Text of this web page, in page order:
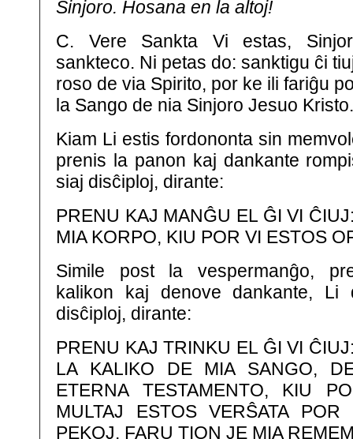
Sinjoro. Hosana en la altoj!
C. Vere Sankta Vi estas,
sankteco. Ni petas do: sanktigu ĉi
roso de via Spirito, por ke ili fariĝu
la Sango de nia Sinjoro Jesuo Kristo.
Kiam Li estis fordononta sin
prenis la panon kaj dankante
siaj disĉiploj, dirante:
PRENU KAJ MANĜU EL ĜI VI
MIA KORPO, KIU POR VI ESTOS
Simile post la vespermanĝo,
kalikon kaj denove dankante,
disĉiploj, dirante:
PRENU KAJ TRINKU EL ĜI VI
LA KALIKO DE MIA SANGO,
ETERNA TESTAMENTO, KIU
MULTAJ ESTOS VERŜATA
PEKOJ. FARU TION JE MIA